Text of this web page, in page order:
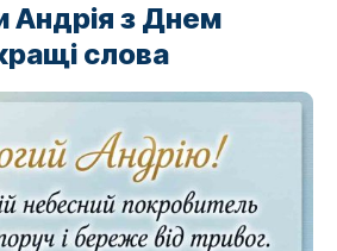
Андрія з Днем
слова